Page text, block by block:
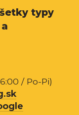
typy
/ Po-Pi)